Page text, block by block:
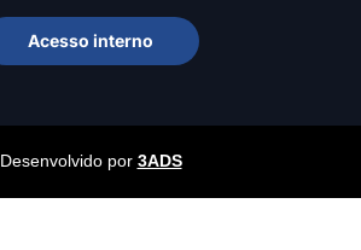
Acesso interno
Desenvolvido por 3ADS